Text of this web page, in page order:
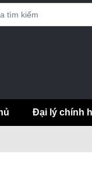
Đại lý chính